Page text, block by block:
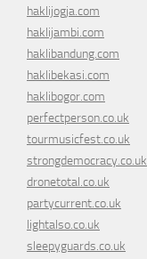
haklijogja.com
haklijambi.com
haklibandung.com
haklibekasi.com
haklibogor.com
perfectperson.co.uk
tourmusicfest.co.uk
strongdemocracy.co.uk
dronetotal.co.uk
partycurrent.co.uk
lightalso.co.uk
sleepyguards.co.uk